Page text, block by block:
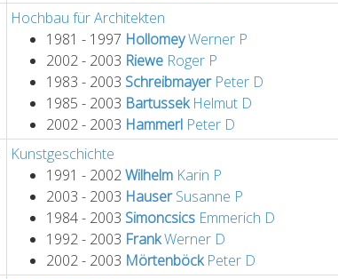
Hochbau für Architekten
1981 - 1997 HollomeyWerner P
2002 - 2003 Riewe Roger P
1983 - 2003 SchreibmayerPeter D
1985 - 2003 BartussekHelmut D
2002 - 2003 Hammerl Peter D
Kunstgeschichte
1991 - 2002Wilhelm Karin P
2003 - 2003 HauserSusanne P
1984 - 2003 Simoncsics Emmerich D
1992 - 2003 FrankWerner D
2002 - 2003 MörtenböckPeter D